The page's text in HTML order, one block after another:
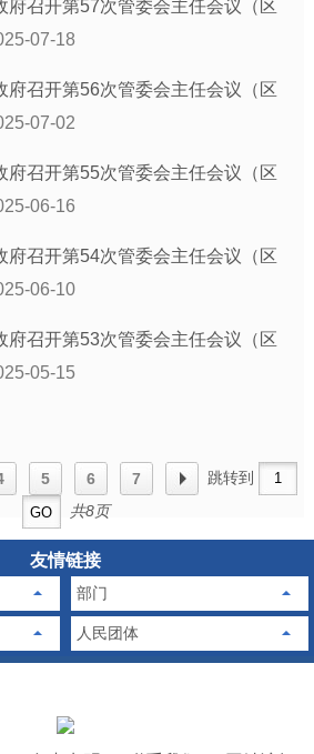
府召开第57次管委会主任会议（区
07-18
府召开第56次管委会主任会议（区
07-02
府召开第55次管委会主任会议（区
06-16
府召开第54次管委会主任会议（区
06-10
府召开第53次管委会主任会议（区
05-15
5 6 7
跳转到
共8页
友情链接
部门
人民团体